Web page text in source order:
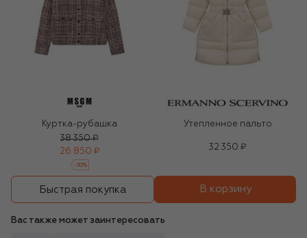
Куртка-рубашка
38 350 ₽
26 850 ₽
-30%
Утепленное пальто
32 350 ₽
Быстрая покупка В корзину
Вас также может заинтересовать